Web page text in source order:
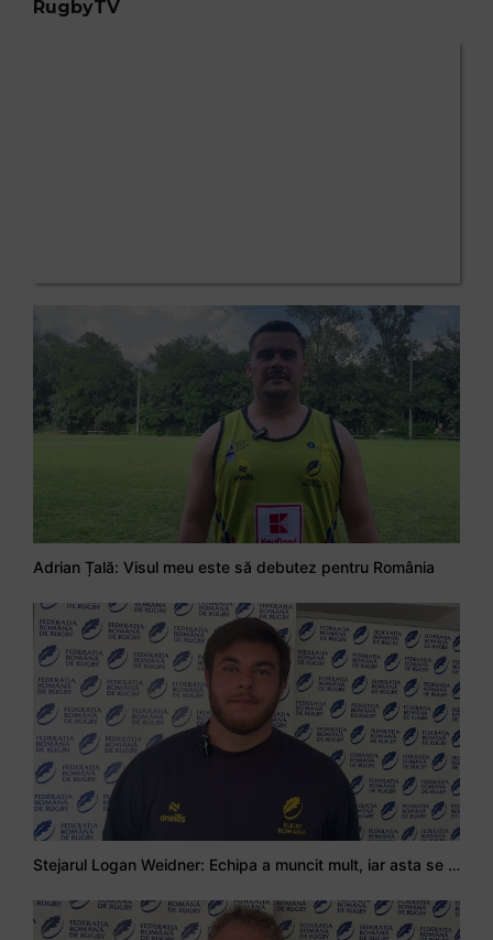
RugbyTV
Adrian Țală: Visul meu este să debutez pentru România
Stejarul Logan Weidner: Echipa a muncit mult, iar asta se va vedea în meciurile de la Nations Cup